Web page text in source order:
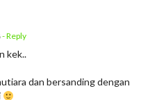
- Reply
kek..
dan bersanding dengan